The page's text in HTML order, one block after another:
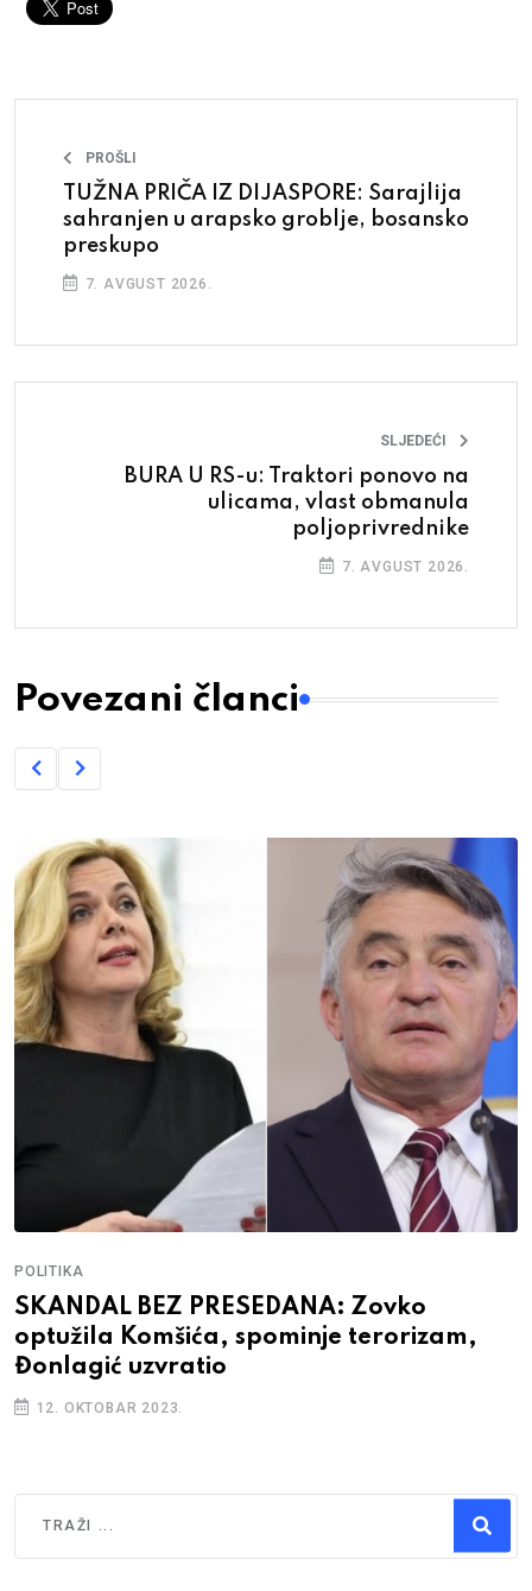
PROŠLI
TUŽNA PRIČA IZ DIJASPORE: Sarajlija
sahranjen u arapsko groblje, bosansko
preskupo
7. AVGUST 2026.
SLJEDEĆI
BURA U RS-u: Traktori ponovo na
ulicama, vlast obmanula
poljoprivrednike
7. AVGUST 2026.
Povezani članci
POLITIKA
SKANDAL BEZ PRESEDANA: Zovko
optužila Komšića, spominje terorizam,
Đonlagić uzvratio
12. OKTOBAR 2023.
Type 2 or more characters for results.